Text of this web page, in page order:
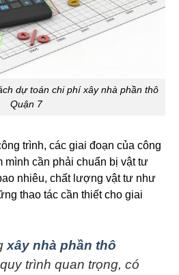
dự toán chi phí xây nhà phần thô
Quận 7
trình, các giai đoạn của công
mình cần phải chuẩn bị vật tư
nhiêu, chất lượng vật tư như
thao tác cần thiết cho giai
xây nhà phần thô
trình quan trọng, có